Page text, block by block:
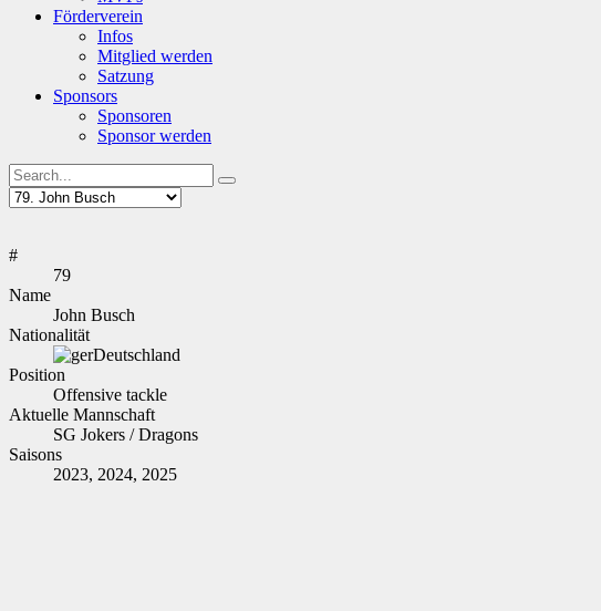
Förderverein
Infos
Mitglied werden
Satzung
Sponsors
Sponsoren
Sponsor werden
#
79
Name
John Busch
Nationalität
Deutschland
Position
Offensive tackle
Aktuelle Mannschaft
SG Jokers / Dragons
Saisons
2023, 2024, 2025